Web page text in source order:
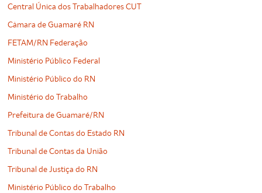
Central Única dos Trabalhadores CUT
Câmara de Guamaré RN
FETAM/RN Federação
Ministério Público Federal
Ministério Público do RN
Ministério do Trabalho
Prefeitura de Guamaré/RN
Tribunal de Contas do Estado RN
Tribunal de Contas da União
Tribunal de Justiça do RN
Ministério Público do Trabalho